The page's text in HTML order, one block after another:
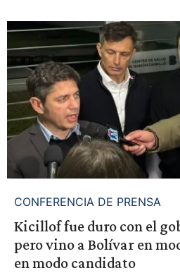
CONFERENCIA DE PRENSA
Kicillof fue duro con el
pero vino a Bolívar en
en modo candidato